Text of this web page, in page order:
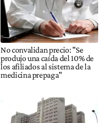
No convalidan precio: "Se
produjo una caída del 10% de
los afiliados al sistema de la
medicina prepaga"